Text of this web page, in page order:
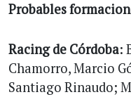
Probables
Racing de Córdoba:
Chamorro, Marcio
Santiago Rinaudo;